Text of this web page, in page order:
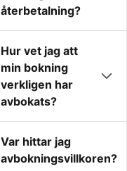
återbetalning?
Hur vet jag att
min bokning
verkligen har
avbokats?
Var hittar jag
avbokningsvillkoren?